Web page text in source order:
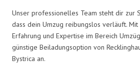
Unser professionelles Team steht dir zur
dass dein Umzug reibungslos verläuft.
Erfahrung und Expertise im Bereich
günstige Beiladungsoption von
Bystrica an.